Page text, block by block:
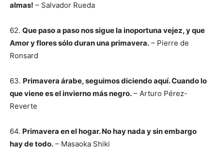
almas! – Salvador Rueda
62. Que paso a paso nos sigue la inoportuna vejez, y que
Amor y flores sólo duran una primavera. – Pierre de
Ronsard
63. Primavera árabe, seguimos diciendo aquí. Cuando lo
que viene es el invierno más negro. – Arturo Pérez-
Reverte
64. Primavera en el hogar. No hay nada y sin embargo
hay de todo. – Masaoka Shiki